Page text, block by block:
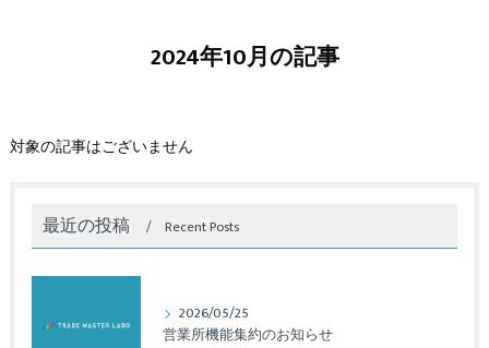
2024年10月の記事
対象の記事はございません
最近の投稿 Recent Posts
2026/05/25
営業所機能集約のお知らせ